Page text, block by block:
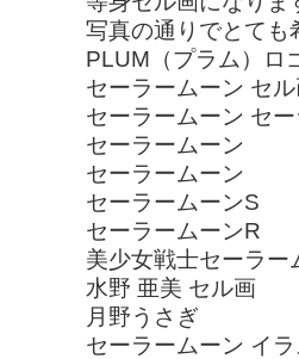
写真の通りでとて
PLUM（プラム）ロ
セーラームーン セ
セーラームーン セ
セーラームーン
セーラームーン
セーラームーンS
セーラームーンR
美少女戦士セーラー
水野 亜美 セル画
月野うさぎ
セーラームーン イラ